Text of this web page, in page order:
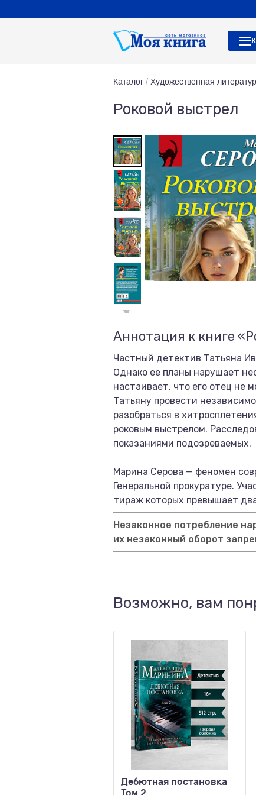
Каталог / Художественная
Роковой выстрел
Аннотация к книге
Частный детектив Татьяна
Однако ее планы нарушает
настаивает, что его отец не
Татьяну провести
разобраться в
роковым выстрелом.
показаниями подозреваемых.
Марина Серова — феномен
Генеральной прокуратуре.
тираж которых превышает
Незаконное потребление
их незаконный оборот
Возможно, вам
Дебютная постановка